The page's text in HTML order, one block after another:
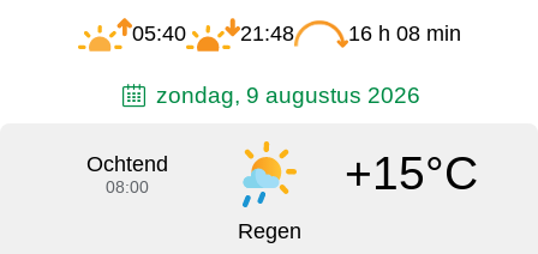
05:40 21:48 16 h 08 min
zondag, 9 augustus 2026
Ochtend
08:00 +15°C
Regen